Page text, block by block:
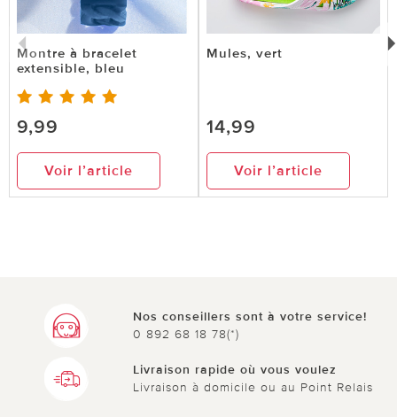
Montre à bracelet
extensible, bleu
9,99
Voir l’article
Mules, vert
14,99
Voir l’article
Nos conseillers sont à votre service!
0 892 68 18 78(*)
Livraison rapide où vous voulez
Livraison à domicile ou au Point Relais